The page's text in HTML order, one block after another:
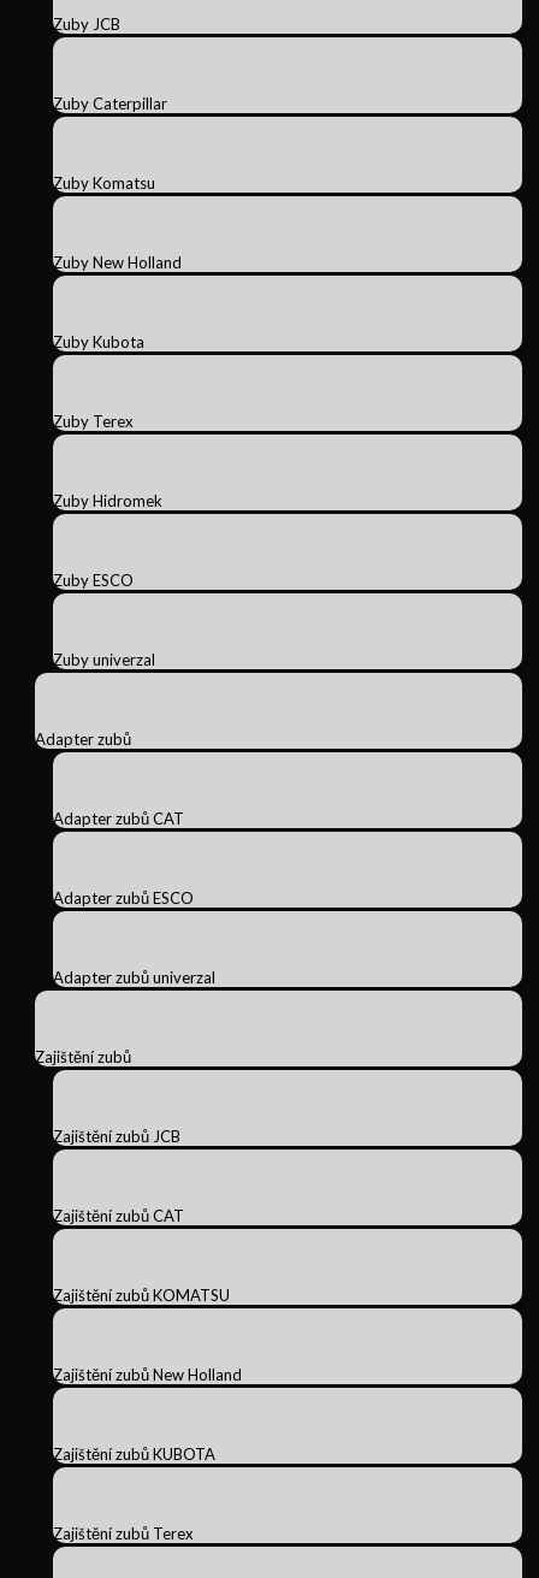
Zuby JCB
Zuby Caterpillar
Zuby Komatsu
Zuby New Holland
Zuby Kubota
Zuby Terex
Zuby Hidromek
Zuby ESCO
Zuby univerzal
Adapter zubů
Adapter zubů CAT
Adapter zubů ESCO
Adapter zubů univerzal
Zajištění zubů
Zajištění zubů JCB
Zajištění zubů CAT
Zajištění zubů KOMATSU
Zajištění zubů New Holland
Zajištění zubů KUBOTA
Zajištění zubů Terex